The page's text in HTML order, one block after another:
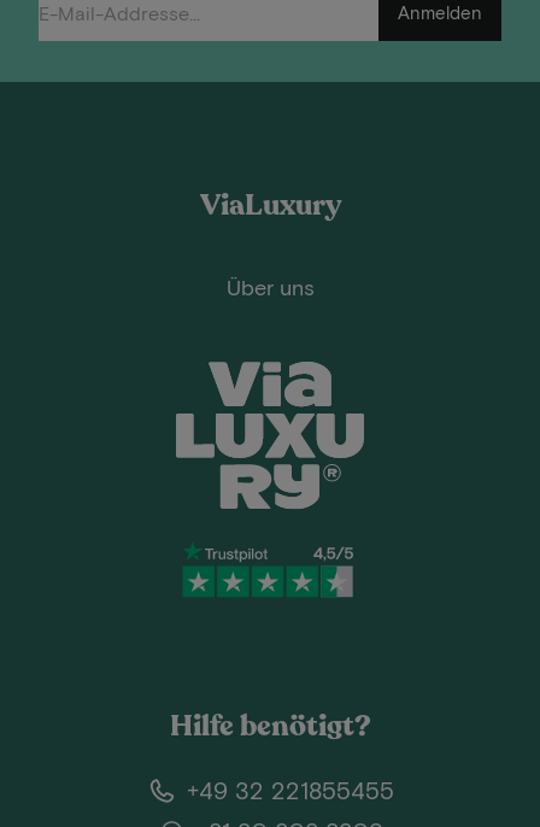
Anmelden
ViaLuxury
Über uns
Hilfe benötigt?
+49 32 221855455